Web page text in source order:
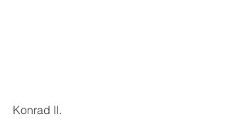
Konrad II.